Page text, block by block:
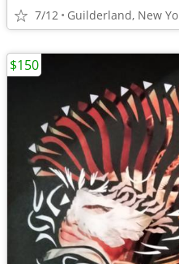
7/12 Guilderland, New
$150